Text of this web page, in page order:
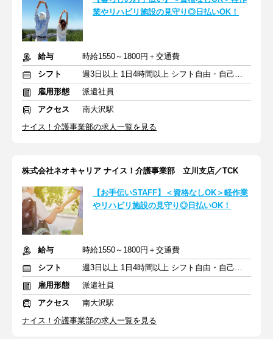
業やリハビリ施設の見守り◎日払いOK！
給与
時給1550～1800円＋交通費
シフト
週3日以上 1日4時間以上 シフト自由・自己申告
雇用形態
派遣社員
アクセス
南大沢駅
ナイス！介護事業部の求人一覧を見る
株式会社ネオキャリア ナイス！介護事業部 立川支店／TCK
【お手伝いSTAFF】＜資格なしOK＞軽作業
やリハビリ施設の見守り◎日払いOK！
給与
時給1550～1800円＋交通費
シフト
週3日以上 1日4時間以上 シフト自由・自己申告
雇用形態
派遣社員
アクセス
南大沢駅
ナイス！介護事業部の求人一覧を見る